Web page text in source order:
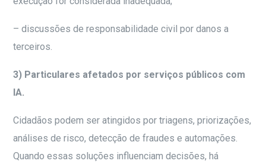
– discussões de responsabilidade civil por danos a
terceiros.
3) Particulares afetados por serviços públicos com
IA.
Cidadãos podem ser atingidos por triagens, priorizações,
análises de risco, detecção de fraudes e automações.
Quando essas soluções influenciam decisões, há